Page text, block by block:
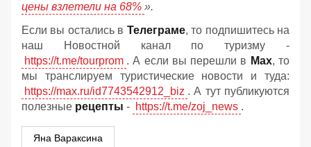
цены взлетели на 68% ».
Если вы остались в Телеграме, то подпишитесь на
наш Новостной канал по туризму -
https://t.me/tourprom . А если вы перешли в Мах, то
мы транслируем туристические новости и туда:
https://max.ru/id7743542912_biz . А тут публикуются
полезные рецепты - https://t.me/zoj_news .
Яна Вараксина